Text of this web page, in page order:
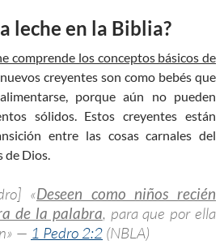
leche en la Biblia?
comprende los conceptos básicos de
creyentes son como bebés que
porque aún no pueden
sólidos. Estos creyentes están
entre las cosas carnales del
de Dios.
«Deseen como niños recién
de la palabra, para que por ella
— 1 Pedro 2:2 (NBLA)